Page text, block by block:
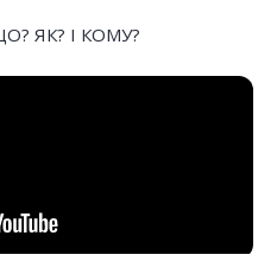
ЯК? І КОМУ?